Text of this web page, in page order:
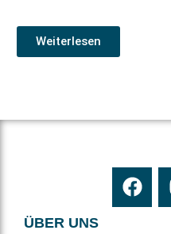
Weiterlesen
ÜBER UNS